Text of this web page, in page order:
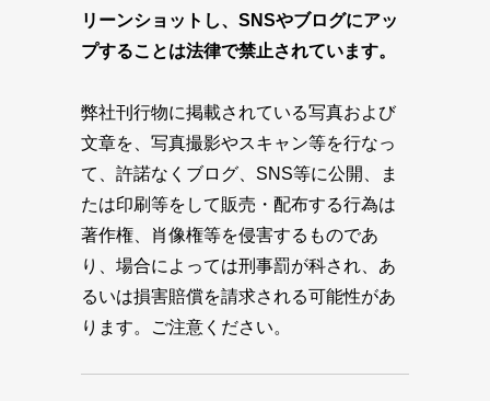
リーンショットし、SNSやブログにアッ
プすることは法律で禁止されています。
弊社刊行物に掲載されている写真および
文章を、写真撮影やスキャン等を行なっ
て、許諾なくブログ、SNS等に公開、ま
たは印刷等をして販売・配布する行為は
著作権、肖像権等を侵害するものであ
り、場合によっては刑事罰が科され、あ
るいは損害賠償を請求される可能性があ
ります。ご注意ください。